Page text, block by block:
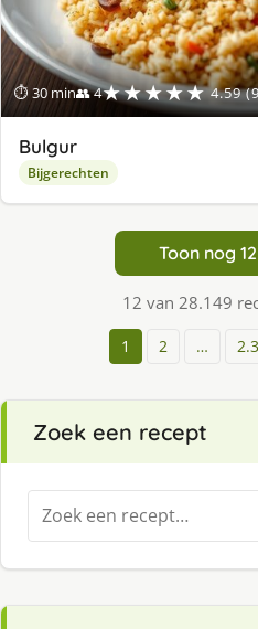
⏱ 30 min👥 4★★★★★ 4.59
Bulgur
Bijgerechten
Toon nog
12 van 28.149
1 2 …
Zoek een recept
Zoeken
naar: